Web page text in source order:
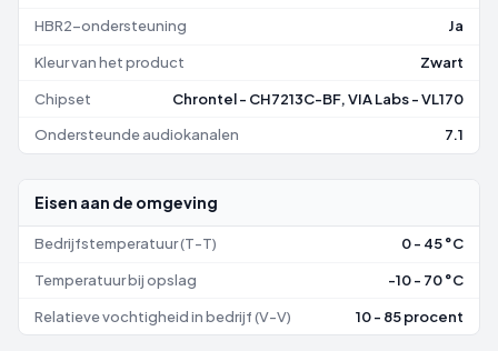
HBR2-ondersteuning Ja
Kleur van het product Zwart
Chipset Chrontel - CH7213C-BF, VIA Labs - VL170
Ondersteunde audiokanalen 7.1
Eisen aan de omgeving
Bedrijfstemperatuur (T-T) 0 - 45 °C
Temperatuur bij opslag -10 - 70 °C
Relatieve vochtigheid in bedrijf (V-V) 10 - 85 procent